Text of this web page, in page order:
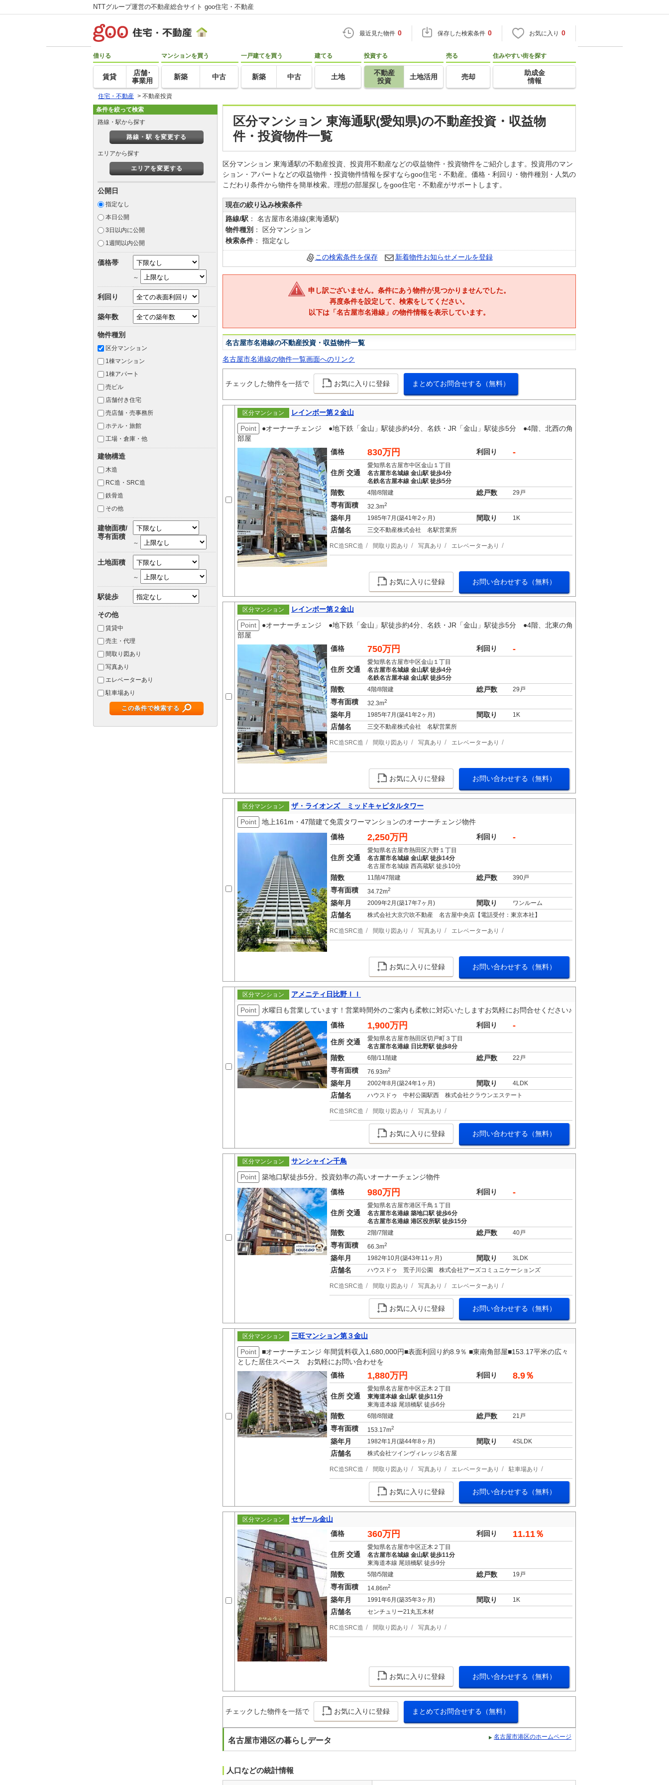
NTTグループ運営の不動産総合サイト goo住宅・不動産
最近見た物件 0 保存した検索条件 0 お気に入り 0
借りる
賃貸
店舗･
事業用
マンションを買う
新築 中古
一戸建てを買う
新築 中古
建てる
土地
投資する
不動産
投資
土地活用
売る
売却
住みやすい街を探す
助成金
情報
住宅・不動産 > 不動産投資
区分マンション 東海通駅(愛知県)の不動産投資・収益物
件・投資物件一覧
区分マンション 東海通駅の不動産投資、投資用不動産などの収益物件・投資物件をご紹介します。投資用のマン
ション・アパートなどの収益物件・投資物件情報を探すならgoo住宅・不動産。価格・利回り・物件種別・人気の
こだわり条件から物件を簡単検索。理想の部屋探しをgoo住宅・不動産がサポートします。
現在の絞り込み検索条件
路線/駅 ： 名古屋市名港線(東海通駅)
物件種別 ： 区分マンション
検索条件 ： 指定なし
この検索条件を保存 新着物件お知らせメールを登録
申し訳ございません。条件にあう物件が見つかりませんでした。
再度条件を設定して、検索をしてください。
以下は「名古屋市名港線」の物件情報を表示しています。
名古屋市名港線の不動産投資・収益物件一覧
名古屋市名港線の物件一覧画面へのリンク
チェックした物件を一括で お気に入りに登録 まとめてお問合せする（無料）
区分マンション
レインボー第２金山
Point
●オーナーチェンジ ●地下鉄「金山」駅徒歩約4分、名鉄・JR「金山」駅徒歩5分 ●4階、北西の角
部屋
価格
830万円 利回り -
住所 交通
愛知県名古屋市中区金山１丁目
名古屋市名城線 金山駅 徒歩4分
名鉄名古屋本線 金山駅 徒歩5分
階数 4階/8階建 総戸数 29戸
専有面積 32.3m2
築年月 1985年7月(築41年2ヶ月) 間取り 1K
店舗名 三交不動産株式会社 名駅営業所
RC造SRC造 間取り図あり 写真あり エレベーターあり
お気に入りに登録 お問い合わせする（無料）
区分マンション
レインボー第２金山
Point
●オーナーチェンジ ●地下鉄「金山」駅徒歩約4分、名鉄・JR「金山」駅徒歩5分 ●4階、北東の角
部屋
価格
750万円 利回り -
住所 交通
愛知県名古屋市中区金山１丁目
名古屋市名城線 金山駅 徒歩4分
名鉄名古屋本線 金山駅 徒歩5分
階数 4階/8階建 総戸数 29戸
専有面積 32.3m2
築年月 1985年7月(築41年2ヶ月) 間取り 1K
店舗名 三交不動産株式会社 名駅営業所
RC造SRC造 間取り図あり 写真あり エレベーターあり
お気に入りに登録 お問い合わせする（無料）
区分マンション
ザ・ライオンズ ミッドキャピタルタワー
Point
地上161m・47階建て免震タワーマンションのオーナーチェンジ物件
価格
2,250万円 利回り -
住所 交通
愛知県名古屋市熱田区六野１丁目
名古屋市名城線 金山駅 徒歩14分
名古屋市名城線 西高蔵駅 徒歩10分
階数 11階/47階建 総戸数 390戸
専有面積 34.72m2
築年月 2009年2月(築17年7ヶ月) 間取り ワンルーム
店舗名 株式会社大京穴吹不動産 名古屋中央店【電話受付：東京本社】
RC造SRC造 間取り図あり 写真あり エレベーターあり
お気に入りに登録 お問い合わせする（無料）
区分マンション
アメニティ日比野ＩＩ
Point
水曜日も営業しています！営業時間外のご案内も柔軟に対応いたしますお気軽にお問合せください♪
価格
1,900万円 利回り -
住所 交通
愛知県名古屋市熱田区切戸町３丁目
名古屋市名港線 日比野駅 徒歩8分
階数 6階/11階建 総戸数 22戸
専有面積 76.93m2
築年月 2002年8月(築24年1ヶ月) 間取り 4LDK
店舗名 ハウスドゥ 中村公園駅西 株式会社クラウンエステート
RC造SRC造 間取り図あり 写真あり
お気に入りに登録 お問い合わせする（無料）
区分マンション
サンシャイン千鳥
Point
築地口駅徒歩5分。投資効率の高いオーナーチェンジ物件
価格
980万円 利回り -
住所 交通
愛知県名古屋市港区千鳥１丁目
名古屋市名港線 築地口駅 徒歩6分
名古屋市名港線 港区役所駅 徒歩15分
階数 2階/7階建 総戸数 40戸
専有面積 66.3m2
築年月 1982年10月(築43年11ヶ月) 間取り 3LDK
店舗名 ハウスドゥ 荒子川公園 株式会社アーズコミュニケーションズ
RC造SRC造 間取り図あり 写真あり エレベーターあり
お気に入りに登録 お問い合わせする（無料）
区分マンション
三旺マンション第３金山
Point
■オーナーチエンジ 年間賃料収入1,680,000円■表面利回り約8.9％ ■東南角部屋■153.17平米の広々
とした居住スペース お気軽にお問い合わせを
価格
1,880万円 利回り 8.9％
住所 交通
愛知県名古屋市中区正木２丁目
東海道本線 金山駅 徒歩11分
東海道本線 尾頭橋駅 徒歩6分
階数 6階/8階建 総戸数 21戸
専有面積 153.17m2
築年月 1982年1月(築44年8ヶ月) 間取り 4SLDK
店舗名 株式会社ツインヴィレッジ名古屋
RC造SRC造 間取り図あり 写真あり エレベーターあり 駐車場あり
お気に入りに登録 お問い合わせする（無料）
区分マンション
セザール金山
価格
360万円 利回り 11.11％
住所 交通
愛知県名古屋市中区正木２丁目
名古屋市名城線 金山駅 徒歩11分
東海道本線 尾頭橋駅 徒歩9分
階数 5階/5階建 総戸数 19戸
専有面積 14.86m2
築年月 1991年6月(築35年3ヶ月) 間取り 1K
店舗名 センチュリー21丸五木材
RC造SRC造 間取り図あり 写真あり
お気に入りに登録 お問い合わせする（無料）
チェックした物件を一括で お気に入りに登録 まとめてお問合せする（無料）
名古屋市港区の暮らしデータ 名古屋市港区のホームページ
人口などの統計情報
条件を絞って検索
路線・駅から探す
路線・駅 を変更する
エリアから探す
エリアを変更する
公開日
指定なし
本日公開
3日以内に公開
1週間以内公開
価格帯
～
利回り
築年数
物件種別
区分マンション
1棟マンション
1棟アパート
売ビル
店舗付き住宅
売店舗・売事務所
ホテル・旅館
工場・倉庫・他
建物構造
木造
RC造・SRC造
鉄骨造
その他
建物面積/
専有面積
～
土地面積
～
駅徒歩
その他
賃貸中
売主・代理
間取り図あり
写真あり
エレベーターあり
駐車場あり
この条件で検索する